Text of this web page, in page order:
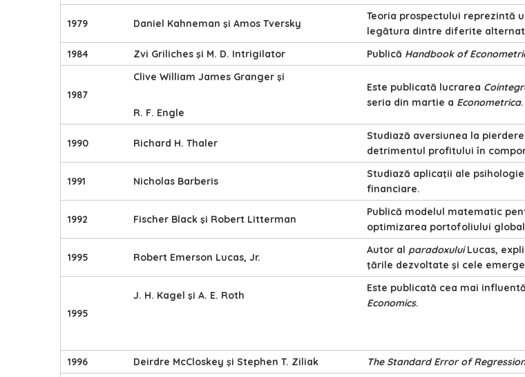
1979 Daniel Kahneman şi Amos Tversky
Teoria prospectului reprezintă
legătura dintre diferite
1984
Zvi Griliches şi M. D. Intrigilator Publică Handbook of
1987
Clive William James Granger şi
R. F. Engle
Este publicată lucrarea
seria din martie a Econometrica.
1990 Richard H. Thaler
Studiază aversiunea la
detrimentul profitului în
1991 Nicholas Barberis
Studiază aplicaţii ale
financiare.
1992 Fischer Black şi Robert Litterman
Publică modelul matematic
optimizarea portofoliului
1995 Robert Emerson Lucas, Jr.
Autor al paradoxuluiLucas,
ţările dezvoltate şi cele
1995
J. H. Kagel şi A. E. Roth
Este publicată cea mai
Economics.
1996 Deirdre McCloskey şi Stephen T. Ziliak The Standard Error of